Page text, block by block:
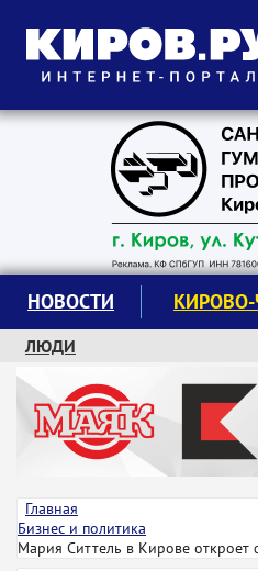
Следите за новостями:
НОВОСТИ
ЛЮДИ
КРУЖКИ И СЕКЦИИ
ЗАВОДУ "МАЯК" 85 ЛЕТ
ЭКОЛОГИЯ
Главная
Бизнес и политика
Мария Ситтель в Кирове